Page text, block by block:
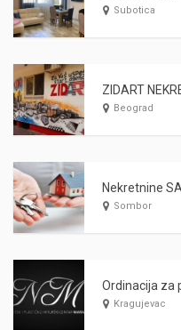
Subotica
ZIDART
Beograd
Nekretnine
Sombor
Kragujevac